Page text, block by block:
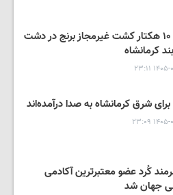
امحای ۱۰ هکتار کشت غیرمجاز برنج در دشت
کرمانشاه
۱۲ ۲۳:۱۱
شرق کرمانشاه به صدا درآمده‌اند
۱۲ ۲۳:۰۹
کُرد عضو معتبرترین آکادمی
جهان شد